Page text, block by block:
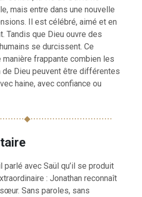
mais entre dans une nouvelle
Il est célébré, aimé et en
Tandis que Dieu ouvre des
se durcissent. Ce
manière frappante combien les
de Dieu peuvent être différentes
haine, avec confiance ou
avec Saül qu’il se produit
: Jonathan reconnaît
Sans paroles, sans